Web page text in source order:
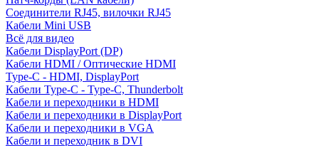
Соединители RJ45, вилочки RJ45
Кабели Mini USB
Всё для видео
Кабели DisplayPort (DP)
Кабели HDMI / Оптические HDMI
Type-C - HDMI, DisplayPort
Кабели Type-C - Type-C, Thunderbolt
Кабели и переходники в HDMI
Кабели и переходники в DisplayPort
Кабели и переходники в VGA
Кабели и переходник в DVI